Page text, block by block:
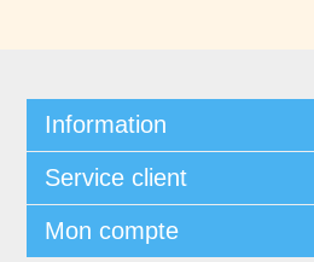
Information
Service client
Mon compte